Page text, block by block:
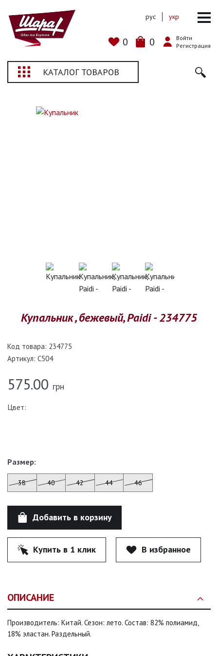
0 0
Войти
Регистрация
рус укр
КАТАЛОГ ТОВАРОВ
Купальник , бежевый, Paidi - 234775
Код товара: 234775
Артикул: C504
575.00 грн
Цвет:
Размер:
38 40 42 44 46
Добавить в корзину
Купить в 1 клик В избранное
ОПИСАНИЕ
Производитель: Китай. Сезон: лето. Состав: 82% полиамид,
18% эластан. Раздельный.